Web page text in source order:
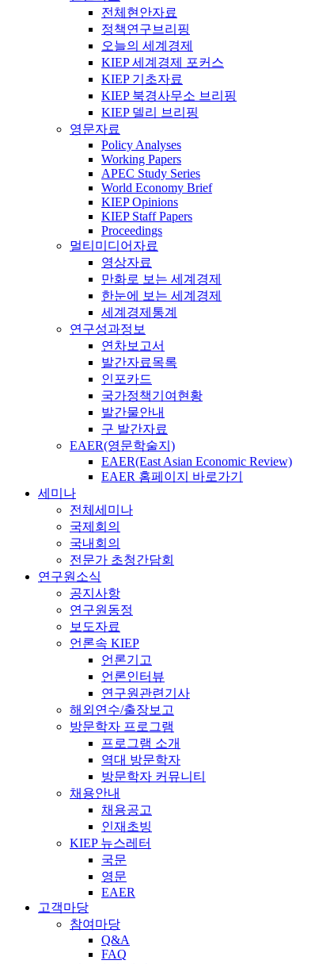
전체현안자료
정책연구브리핑
오늘의 세계경제
KIEP 세계경제 포커스
KIEP 기초자료
KIEP 북경사무소 브리핑
KIEP 델리 브리핑
영문자료
Policy Analyses
Working Papers
APEC Study Series
World Economy Brief
KIEP Opinions
KIEP Staff Papers
Proceedings
멀티미디어자료
영상자료
만화로 보는 세계경제
한눈에 보는 세계경제
세계경제통계
연구성과정보
연차보고서
발간자료목록
인포카드
국가정책기여현황
발간물안내
구 발간자료
EAER(영문학술지)
EAER(East Asian Economic Review)
EAER 홈페이지 바로가기
세미나
전체세미나
국제회의
국내회의
전문가 초청간담회
연구원소식
공지사항
연구원동정
보도자료
언론속 KIEP
언론기고
언론인터뷰
연구원관련기사
해외연수/출장보고
방문학자 프로그램
프로그램 소개
역대 방문학자
방문학자 커뮤니티
채용안내
채용공고
인재초빙
KIEP 뉴스레터
국문
영문
EAER
고객마당
참여마당
Q&A
FAQ